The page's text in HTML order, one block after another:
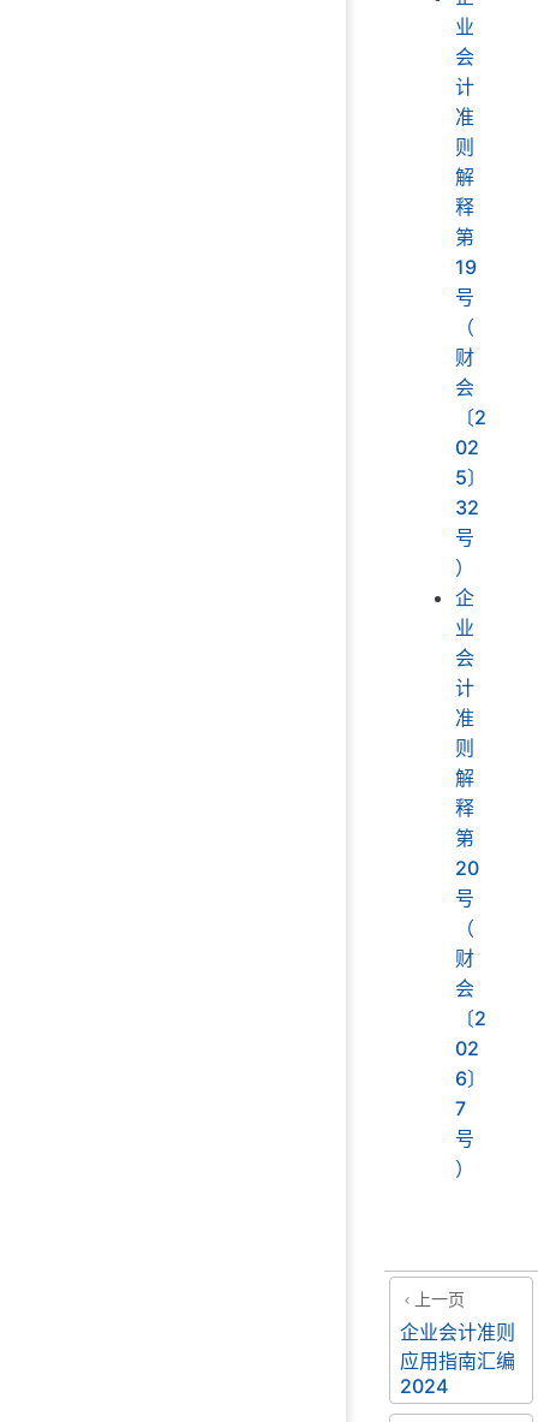
业
会
计
准
则
解
释
第
19
号
（
财
会
〔2
02
5〕
32
号
）
企
业
会
计
准
则
解
释
第
20
号
（
财
会
〔2
02
6〕
7
号
）
上一页
企业会计准则
应用指南汇编
2024